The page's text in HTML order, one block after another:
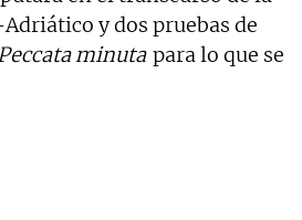
y dos pruebas de
minuta para lo que se